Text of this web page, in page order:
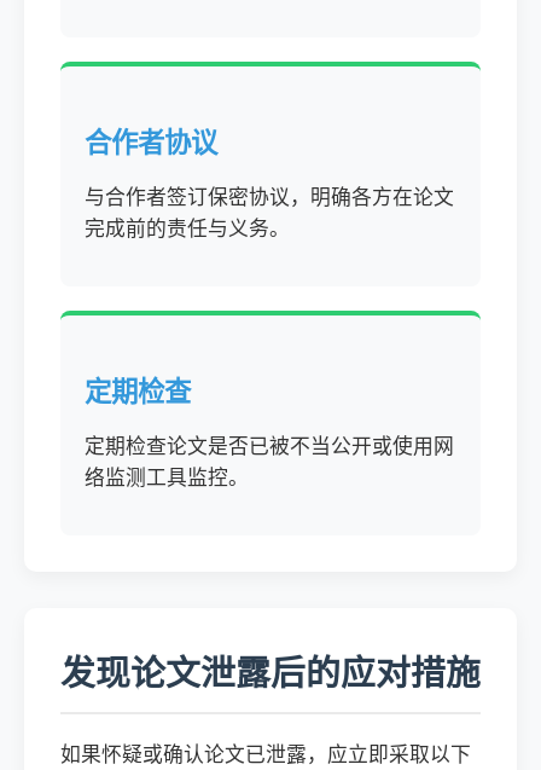
合作者协议
与合作者签订保密协议，明确各方在论文
完成前的责任与义务。
定期检查
定期检查论文是否已被不当公开或使用网
络监测工具监控。
发现论文泄露后的应对措施
如果怀疑或确认论文已泄露，应立即采取以下